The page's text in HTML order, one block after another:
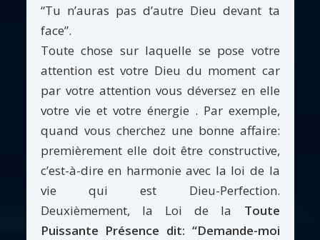
“Tu n’auras pas d’autre Dieu devant ta
face”.
Toute chose sur laquelle se pose votre
attention est votre Dieu du moment car
par votre attention vous déversez en elle
votre vie et votre énergie . Par exemple,
quand vous cherchez une bonne affaire:
premièrement elle doit être constructive,
c’est-à-dire en harmonie avec la loi de la
vie qui est Dieu-Perfection.
Deuxièmement, la Loi de la Toute
Puissante Présence dit: “Demande-moi